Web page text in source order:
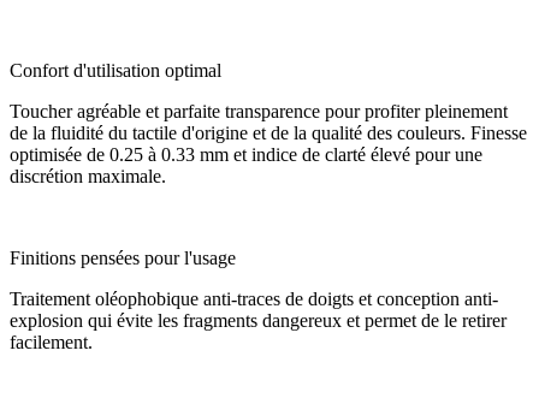
Confort d'utilisation optimal
Toucher agréable et parfaite transparence pour profiter pleinement
de la fluidité du tactile d'origine et de la qualité des couleurs. Finesse
optimisée de 0.25 à 0.33 mm et indice de clarté élevé pour une
discrétion maximale.
Finitions pensées pour l'usage
Traitement oléophobique anti-traces de doigts et conception anti-
explosion qui évite les fragments dangereux et permet de le retirer
facilement.